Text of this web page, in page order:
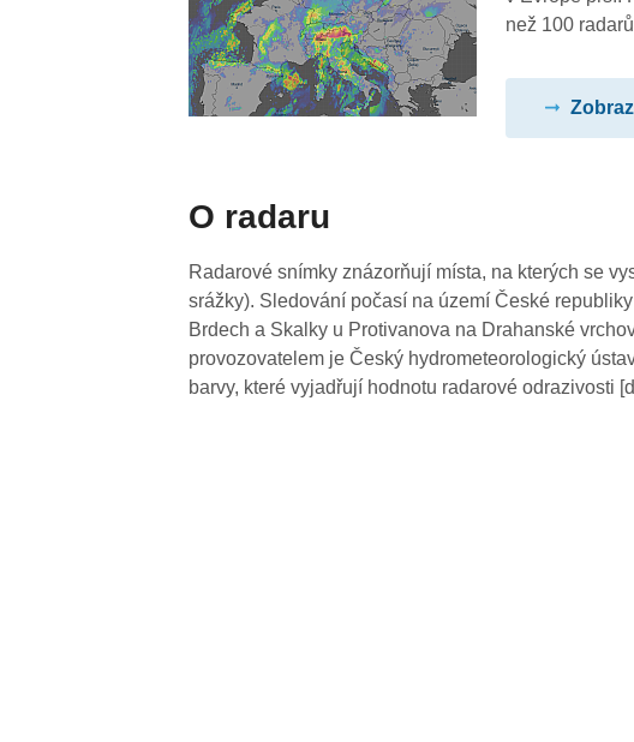
než 100
O radaru
Radarové snímky znázorňují místa, na kterých se
srážky). Sledování počasí na území České
Brdech a Skalky u Protivanova na Drahanské
provozovatelem je Český hydrometeorologický
barvy, které vyjadřují hodnotu radarové odrazivosti